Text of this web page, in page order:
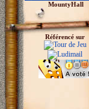
MountyHall
Référencé sur